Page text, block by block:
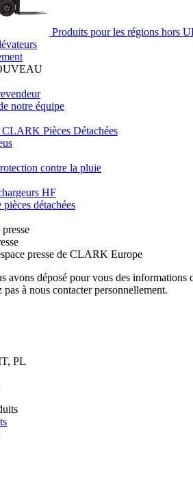
Produits pour les régions hors
notre équipe
Pièces Détachées
contre la pluie
HF
détachées
presse de CLARK Europe
avons déposé pour vous des
pas à nous contacter personnellement.
PL